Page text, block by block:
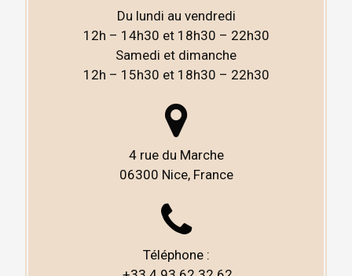
Du lundi au vendredi
12h – 14h30 et 18h30 – 22h30
Samedi et dimanche
12h – 15h30 et 18h30 – 22h30
4 rue du Marche
06300 Nice, France
Téléphone :